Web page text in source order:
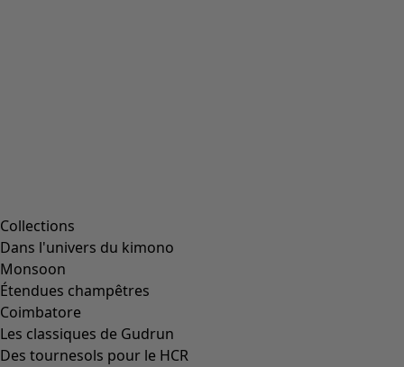
Collections
Dans l'univers du kimono
Monsoon
Étendues champêtres
Coimbatore
Les classiques de Gudrun
Des tournesols pour le HCR